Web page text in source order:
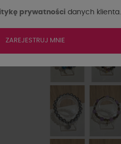
prywatności danych klienta.
ZAREJESTRUJ MNIE